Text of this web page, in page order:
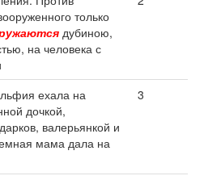
только
дубиною,
на человека с
ехала на
дочкой,
валерьянкой и
мама дала на
3